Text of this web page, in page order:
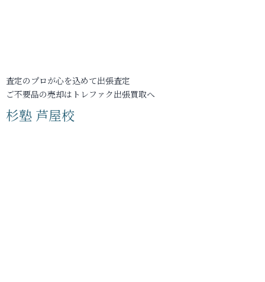
査定のプロが心を込めて出張査定
ご不要品の売却はトレファク出張買取へ
杉塾 芦屋校